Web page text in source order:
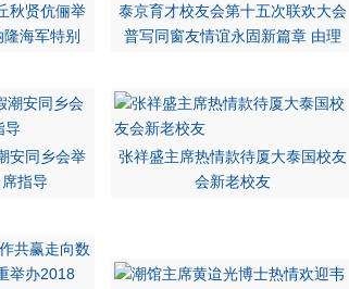
秋贤伉俪举
海军特别
泰京育才校友会第十五次联欢大会
普写同窗友情谊永固新篇章 由理
安同乡会举
指导
张祥盛主席热情款待厦大泰国校友
会新老校友